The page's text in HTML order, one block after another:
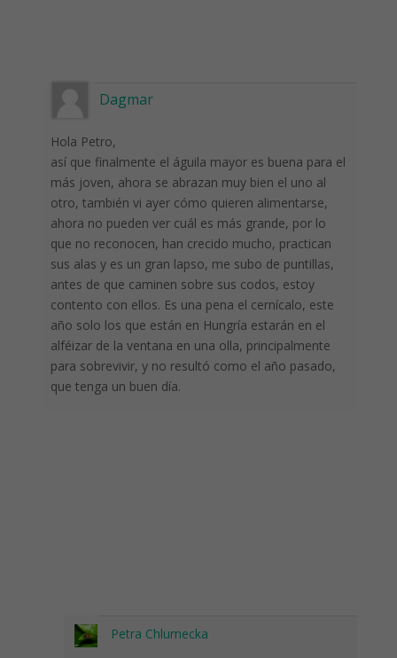
Dagmar
Hola Petro,
así que finalmente el águila mayor es buena para el
más joven, ahora se abrazan muy bien el uno al
otro, también vi ayer cómo quieren alimentarse,
ahora no pueden ver cuál es más grande, por lo
que no reconocen, han crecido mucho, practican
sus alas y es un gran lapso, me subo de puntillas,
antes de que caminen sobre sus codos, estoy
contento con ellos. Es una pena el cernícalo, este
año solo los que están en Hungría estarán en el
alféizar de la ventana en una olla, principalmente
para sobrevivir, y no resultó como el año pasado,
que tenga un buen día.
Petra Chlumecka